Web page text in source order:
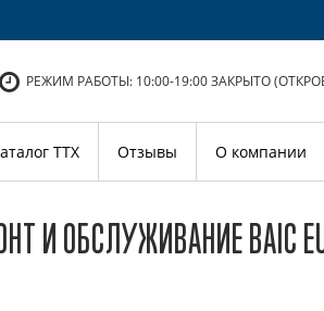
РЕЖИМ РАБОТЫ: 10:00-19:00ЗАКРЫТО
ТТХ Отзывы О компании
И ОБСЛУЖИВАНИЕ BAIC